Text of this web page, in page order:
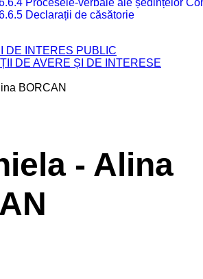
Procesele-verbale ale ședințelor
Declarații de căsătorie
DE INTERES PUBLIC
DE AVERE ȘI DE INTERESE
BORCAN
- Alina